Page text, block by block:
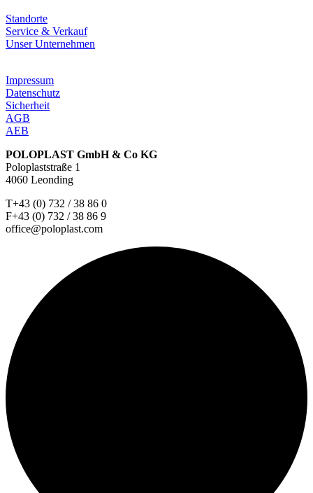
Standorte
Service & Verkauf
Unser Unternehmen
Impressum
Datenschutz
Sicherheit
AGB
AEB
POLOPLAST GmbH & Co KG
Poloplaststraße 1
4060 Leonding
T+43 (0) 732 / 38 86 0
F+43 (0) 732 / 38 86 9
office@poloplast.com